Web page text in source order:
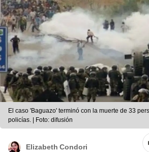
El caso 'Baguazo' terminó con la muerte de 33
policías. | Foto: difusión
Elizabeth Condori